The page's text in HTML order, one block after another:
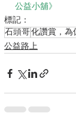
公益小舖》
標記：
石頭哥化讚賞，為
公益路上